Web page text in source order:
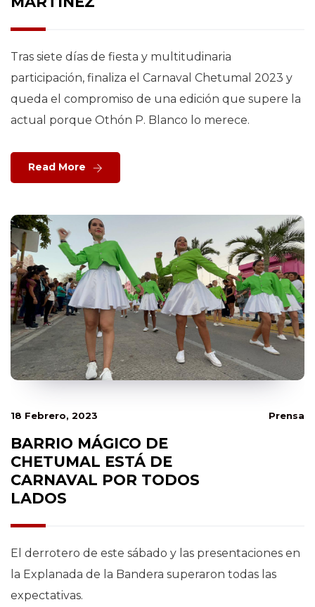
Tras siete días de fiesta y multitudinaria
participación, finaliza el Carnaval Chetumal 2023 y
queda el compromiso de una edición que supere la
actual porque Othón P. Blanco lo merece.
Read More
18 Febrero, 2023 Prensa
BARRIO MÁGICO DE
CHETUMAL ESTÁ DE
CARNAVAL POR TODOS
LADOS
El derrotero de este sábado y las presentaciones en
la Explanada de la Bandera superaron todas las
expectativas.